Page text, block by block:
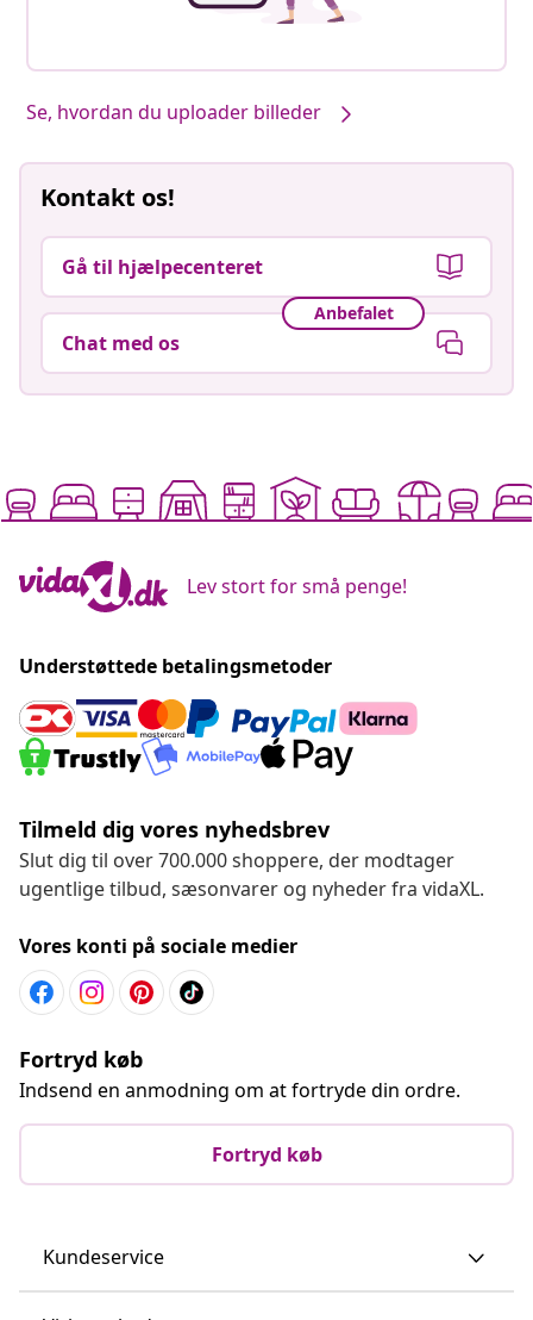
Se, hvordan du uploader billeder
Kontakt os!
Gå til hjælpecenteret
Anbefalet
Chat med os
Lev stort for små penge!
Understøttede betalingsmetoder
Tilmeld dig vores nyhedsbrev
Slut dig til over 700.000 shoppere, der modtager
ugentlige tilbud, sæsonvarer og nyheder fra vidaXL.
Vores konti på sociale medier
Fortryd køb
Indsend en anmodning om at fortryde din ordre.
Fortryd køb
Kundeservice